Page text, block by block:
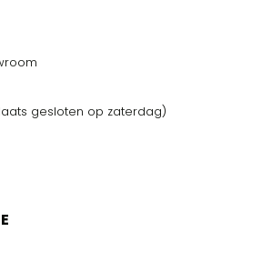
gesloten op zaterdag)